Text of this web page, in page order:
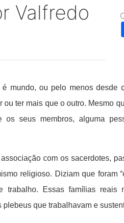
Valfredo
mundo, ou pelo menos desde
ou ter mais que o outro. Mesmo
os seus membros, alguma
com os sacerdotes,
religioso. Diziam que foram
trabalho. Essas famílias reais
plebeus que trabalhavam e